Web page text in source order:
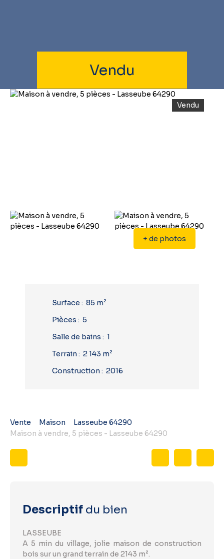
Vendu
Vendu
+ de photos
Surface : 85 m²
Pièces : 5
Salle de bains : 1
Terrain : 2 143 m²
Construction : 2016
Vente Maison
Lasseube 64290
Maison à vendre, 5 pièces - Lasseube 64290
Descriptif du bien
LASSEUBE
A 5 min du village, jolie maison de construction
bois sur un grand terrain de 2143 m².